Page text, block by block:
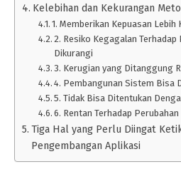
Kelebihan dan Kekurangan
1. Memberikan Kepuasan Lebih
2. Resiko Kegagalan
Dikurangi
3. Kerugian yang Ditanggung
4. Pembangunan Sistem Bisa
5. Tidak Bisa Ditentukan
6. Rentan Terhadap Perubahan
Tiga Hal yang Perlu Diingat
Pengembangan Aplikasi